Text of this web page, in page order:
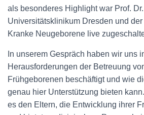
als besonderes Highlight war Prof.
Universitätsklinikum Dresden und
Kranke Neugeborene live
In unserem Gespräch haben wir uns
Herausforderungen der Betreuung
Frühgeborenen beschäftigt und wie
genau hier Unterstützung bieten
es den Eltern, die Entwicklung ihrer